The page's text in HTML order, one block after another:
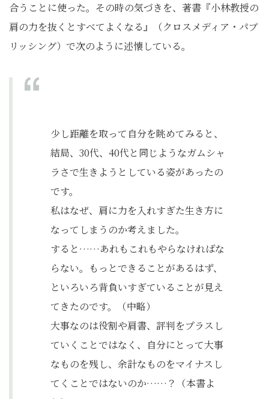
合うことに使った。その時の気づきを、著書『小林教授の
肩の力を抜くとすべてよくなる』（クロスメディア・パブ
リッシング）で次のように述懐している。
少し距離を取って自分を眺めてみると、
結局、30代、40代と同じようなガムシャ
ラさで生きようとしている姿があったの
です。
私はなぜ、肩に力を入れすぎた生き方に
なってしまうのか考えました。
すると……あれもこれもやらなければな
らない。もっとできることがあるはず、
といろいろ背負いすぎていることが見え
てきたのです。（中略）
大事なのは役割や肩書、評判をプラスし
ていくことではなく、自分にとって大事
なものを残し、余計なものをマイナスし
てくことではないのか……？（本書よ